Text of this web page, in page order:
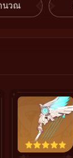
นวณ